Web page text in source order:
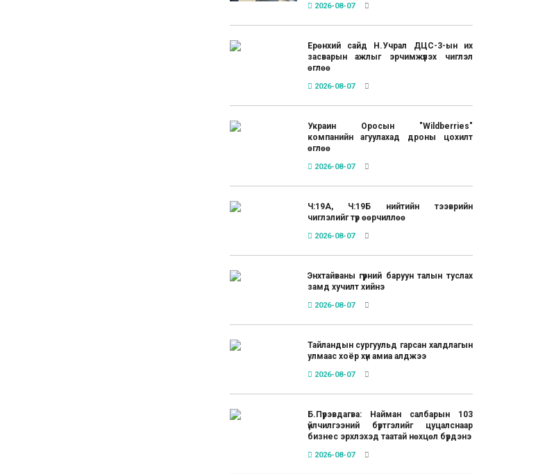
2026-08-07
Ерөнхий сайд Н.Учрал ДЦС-3-ын их
засварын ажлыг эрчимжүүлэх чиглэл
өглөө
2026-08-07
Украин Оросын "Wildberries"
компанийн агуулахад дроны цохилт
өглөө
2026-08-07
Ч:19А, Ч:19Б нийтийн тээврийн
чиглэлийг түр өөрчиллөө
2026-08-07
Энхтайваны гүүрний баруун талын туслах
замд хучилт хийнэ
2026-08-07
Тайландын сургуульд гарсан халдлагын
улмаас хоёр хүн амиа алджээ
2026-08-07
Б.Пүрэвдагва: Найман салбарын 103
үйлчилгээний бүртгэлийг цуцалснаар
бизнес эрхлэхэд таатай нөхцөл бүрдэнэ
2026-08-07